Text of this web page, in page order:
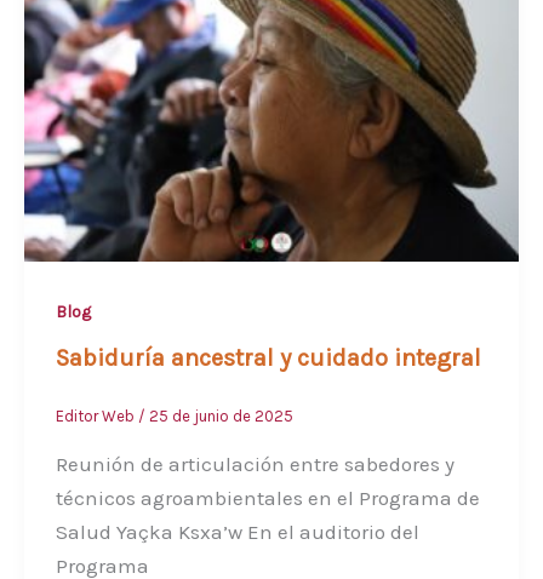
Blog
Sabiduría ancestral y cuidado integral
Editor Web / 25 de junio de 2025
Reunión de articulación entre sabedores y
técnicos agroambientales en el Programa de
Salud Yaçka Ksxa’w En el auditorio del
Programa